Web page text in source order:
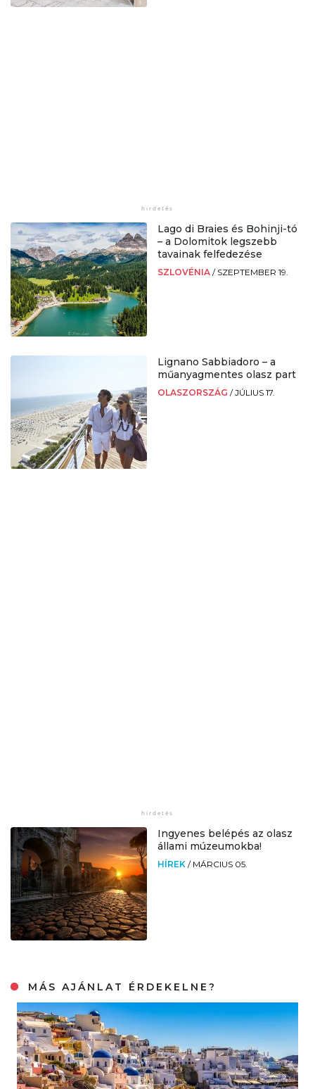
Lago di Braies és Bohinji-tó
– a Dolomitok legszebb
tavainak felfedezése
SZLOVÉNIA / SZEPTEMBER 19.
Lignano Sabbiadoro – a
műanyagmentes olasz part
OLASZORSZÁG /JÚLIUS 17.
Ingyenes belépés az olasz
állami múzeumokba!
HÍREK / MÁRCIUS 05.
MÁS AJÁNLAT ÉRDEKELNE?